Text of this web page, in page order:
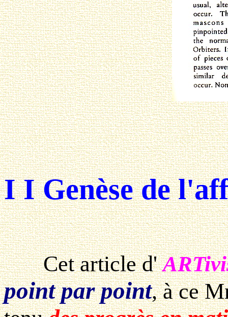
I I Genèse de
Cet article d'
point par point, à ce